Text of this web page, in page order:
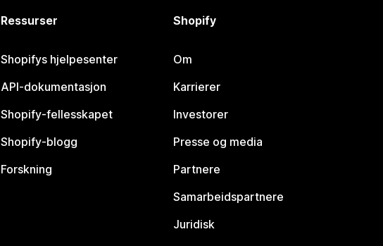
Ressurser
Shopifys hjelpesenter
API-dokumentasjon
Shopify-fellesskapet
Shopify-blogg
Forskning
Shopify
Om
Karrierer
Investorer
Presse og media
Partnere
Samarbeidspartnere
Juridisk